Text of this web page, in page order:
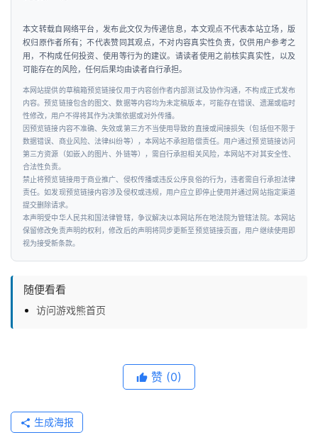
行
业
讯
本文转载自网络平台，发布此文仅为传递信息，本文观点不代表本站立场，版
权归原作者所有；不代表赞同其观点，不对内容真实性负责，仅供用户参考之
用，不构成任何投资、使用等行为的建议。请读者使用之前核实真实性，以及
可能存在的风险，任何后果均由读者自行承担。
本网站提供的草稿箱预览链接仅用于内容创作者内部测试及协作沟通，不构成正式发布
内容。预览链接包含的图文、数据等内容均为未定稿版本，可能存在错误、遗漏或临时
性修改，用户不得将其作为决策依据或对外传播。
因预览链接内容不准确、失效或第三方不当使用导致的直接或间接损失（包括但不限于
数据错误、商业风险、法律纠纷等），本网站不承担赔偿责任。用户通过预览链接访问
第三方资源（如嵌入的图片、外链等），需自行承担相关风险，本网站不对其安全性、
合法性负责。
禁止将预览链接用于商业推广、侵权传播或违反公序良俗的行为，违者需自行承担法律
责任。如发现预览链接内容涉及侵权或违规，用户应立即停止使用并通过网站指定渠道
提交删除请求。
本声明受中华人民共和国法律管辖，争议解决以本网站所在地法院为管辖法院。本网站
保留修改免责声明的权利，修改后的声明将同步更新至预览链接页面，用户继续使用即
视为接受新条款。
随便看看
访问游戏熊首页
赞 (0)
生成海报